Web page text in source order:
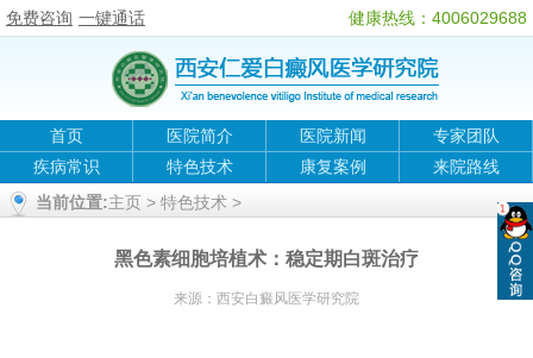
免费咨询 一键通话 健康热线：4006029688
首页 医院简介 医院新闻
专家团队
疾病常识
特色技术 康复案例
来院路线
当前位置:主页 > 特色技术 >
黑色素细胞培植术：稳定期白斑治疗
来源： 西安白癜风医学研究院